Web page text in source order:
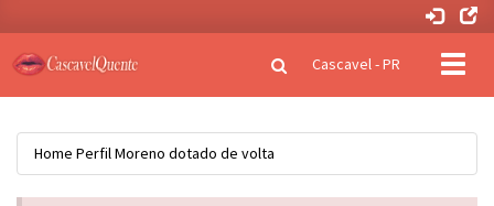
Clique
Cascavel - PR
Home PerfilMoreno dotado de volta